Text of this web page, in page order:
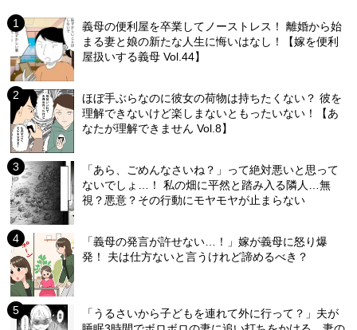
義母の便利屋を卒業してノーストレス！ 離婚から始
まる妻と娘の新たな人生に悔いはなし！【嫁を便利
屋扱いする義母 Vol.44】
ほぼ手ぶらなのに彼女の荷物は持ちたくない？ 彼を
理解できないけど楽しまないともったいない！【あ
なたが理解できません Vol.8】
「あら、ごめんなさいね？」って絶対悪いと思って
ないでしょ…！ 私の畑に平然と踏み入る隣人…無
視？悪意？その行動にモヤモヤが止まらない
「義母の発言が許せない…！」嫁が義母に怒り爆
発！ 夫は仕方ないと言うけれど諦めるべき？
「うるさいから子どもを連れて外に行って？」夫が